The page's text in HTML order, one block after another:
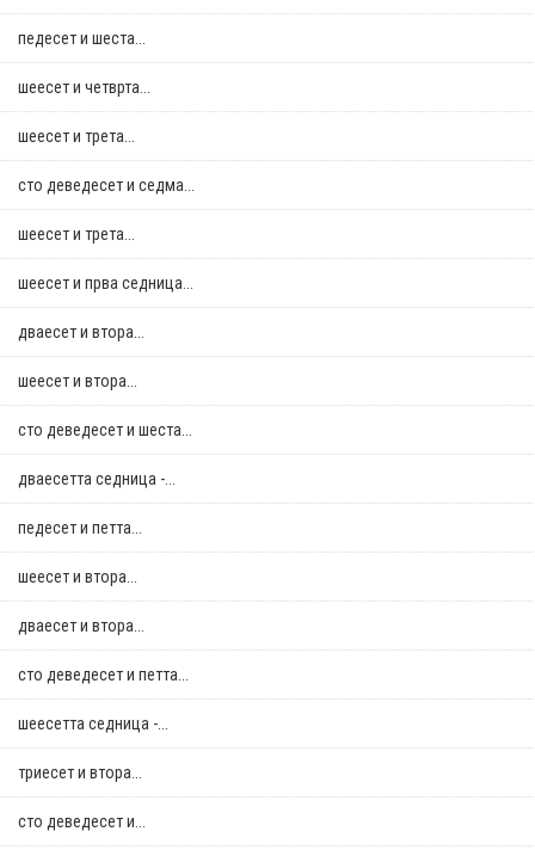
педесет и шеста...
шеесет и четврта...
шеесет и трета...
сто деведесет и седма...
шеесет и трета...
шеесет и прва седница...
дваесет и втора...
шеесет и втора...
сто деведесет и шеста...
дваесетта седница -...
педесет и петта...
шеесет и втора...
дваесет и втора...
сто деведесет и петта...
шеесетта седница -...
триесет и втора...
сто деведесет и...